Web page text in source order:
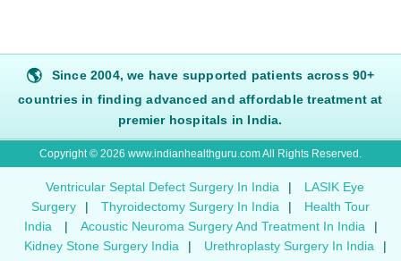
🌎
Since 2004, we have supported patients across 90+
countries in finding advanced and affordable treatment at
premier hospitals in India.
Copyright © 2026 www.indianhealthguru.com All Rights Reserved.
Ventricular Septal Defect Surgery In India |
LASIK Eye
Surgery
| Thyroidectomy Surgery In India |
Health Tour
India
| Acoustic Neuroma Surgery And Treatment In India
|
Kidney Stone Surgery India
| Urethroplasty Surgery In India
|